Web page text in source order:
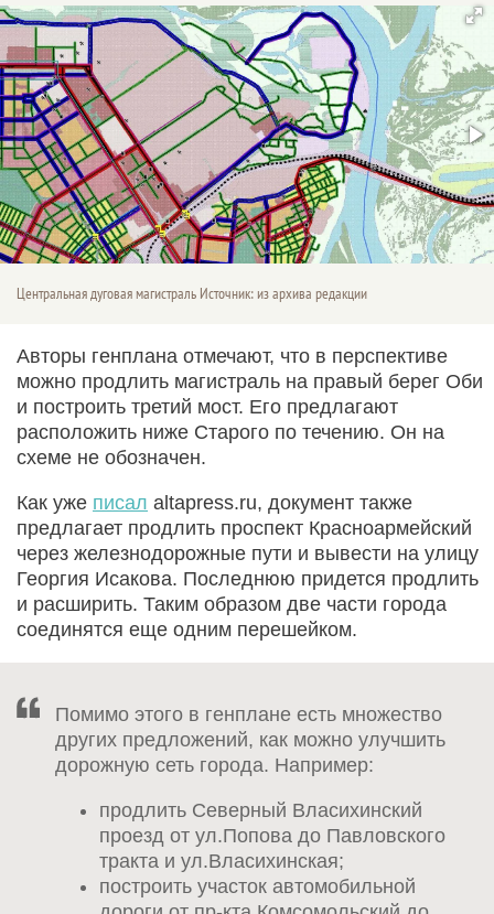
Центральная дуговая магистраль Источник: из архива редакции
Авторы генплана отмечают, что в перспективе
можно продлить магистраль на правый берег Оби
и построить третий мост. Его предлагают
расположить ниже Старого по течению. Он на
схеме не обозначен.
Как уже писал altapress.ru, документ также
предлагает продлить проспект Красноармейский
через железнодорожные пути и вывести на улицу
Георгия Исакова. Последнюю придется продлить
и расширить. Таким образом две части города
соединятся еще одним перешейком.
Помимо этого в генплане есть множество
других предложений, как можно улучшить
дорожную сеть города. Например:
продлить Северный Власихинский
проезд от ул.Попова до Павловского
тракта и ул.Власихинская;
построить участок автомобильной